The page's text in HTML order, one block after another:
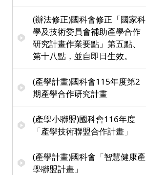
(辦法修正)國科會修正「國家科
學及技術委員會補助產學合作
研究計畫作業要點」第五點、
第十八點，並自即日生效。
(產學計畫)國科會115年度第2
期產學合作研究計畫
(產學小聯盟)國科會116年度
「產學技術聯盟合作計畫」
(產學計畫)國科會「智慧健康產
學聯盟計畫」